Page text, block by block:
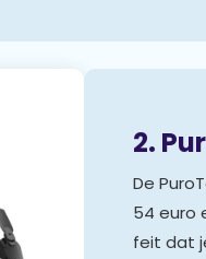
2.
De
54 euro
feit dat